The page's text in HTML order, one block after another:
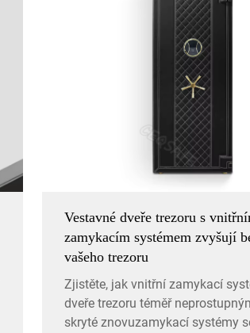
Vestavné dveře trezoru s
zamykacím systémem zvyšují
vašeho trezoru
Zjistěte, jak vnitřní zamykací
dveře trezoru téměř
skryté znovuzamykací systémy